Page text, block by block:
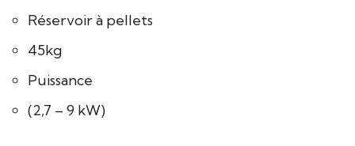
Réservoir à pellets
45kg
Puissance
(2,7 – 9 kW)